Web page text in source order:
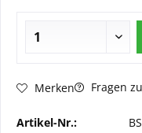
Merken Fragen
Artikel-Nr.: